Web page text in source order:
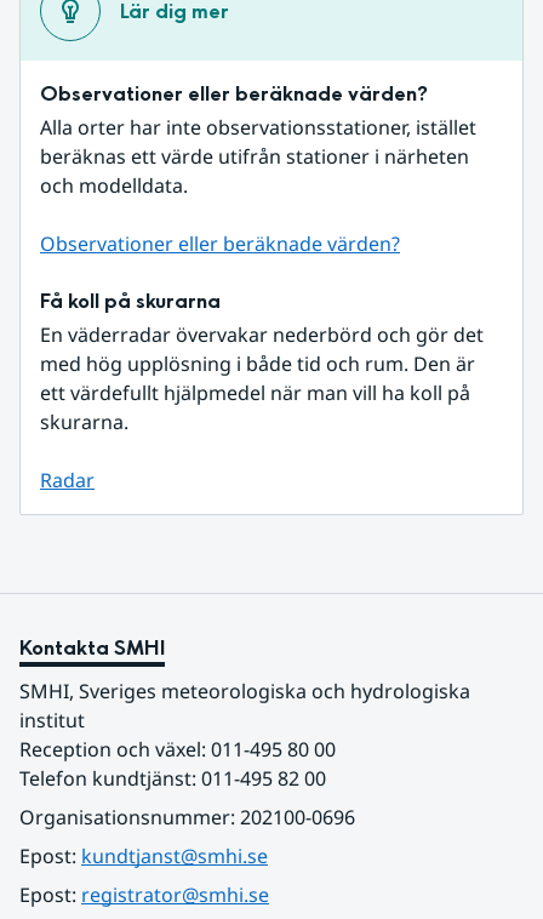
Lär dig mer
Observationer eller beräknade värden?
Alla orter har inte observationsstationer, istället
beräknas ett värde utifrån stationer i närheten
och modelldata.
Observationer eller beräknade värden?
Få koll på skurarna
En väderradar övervakar nederbörd och gör det
med hög upplösning i både tid och rum. Den är
ett värdefullt hjälpmedel när man vill ha koll på
skurarna.
Radar
Kontakta SMHI
SMHI, Sveriges meteorologiska och hydrologiska
institut
Reception och växel: 011-495 80 00
Telefon kundtjänst: 011-495 82 00
Organisationsnummer: 202100-0696
Epost: kundtjanst@smhi.se
Epost: registrator@smhi.se